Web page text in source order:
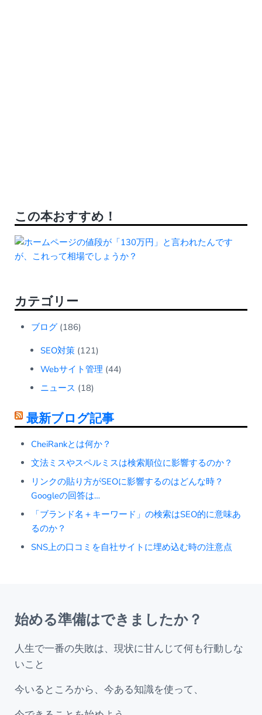
この本おすすめ！
カテゴリー
ブログ (186)
SEO対策 (121)
Webサイト管理 (44)
ニュース (18)
最新ブログ記事
CheiRankとは何か？
文法ミスやスペルミスは検索順位に影響するのか？
リンクの貼り方がSEOに影響するのはどんな時？
Googleの回答は…
「ブランド名＋キーワード」の検索はSEO的に意味あ
るのか？
SNS上の口コミを自社サイトに埋め込む時の注意点
始める準備はできましたか？
人生で一番の失敗は、現状に甘んじて何も行動しな
いこと
今いるところから、今ある知識を使って、